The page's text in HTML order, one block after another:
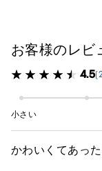
お客様のレビ
4.5
小さい
かわいくてあっ